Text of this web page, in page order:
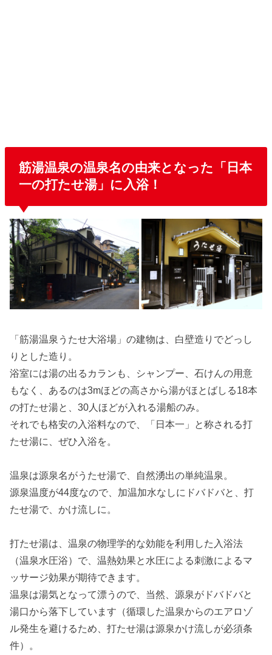
筋湯温泉の温泉名の由来となった「日本
一の打たせ湯」に入浴！
「筋湯温泉うたせ大浴場」の建物は、白壁造りでどっし
りとした造り。
浴室には湯の出るカランも、シャンプー、石けんの用意
もなく、あるのは3mほどの高さから湯がほとばしる18本
の打たせ湯と、30人ほどが入れる湯船のみ。
それでも格安の入浴料なので、「日本一」と称される打
たせ湯に、ぜひ入浴を。
温泉は源泉名がうたせ湯で、自然湧出の単純温泉。
源泉温度が44度なので、加温加水なしにドバドバと、打
たせ湯で、かけ流しに。
打たせ湯は、温泉の物理学的な効能を利用した入浴法
（温泉水圧浴）で、温熱効果と水圧による刺激によるマ
ッサージ効果が期待できます。
温泉は湯気となって漂うので、当然、源泉がドバドバと
湯口から落下しています（循環した温泉からのエアロゾ
ル発生を避けるため、打たせ湯は源泉かけ流しが必須条
件）。